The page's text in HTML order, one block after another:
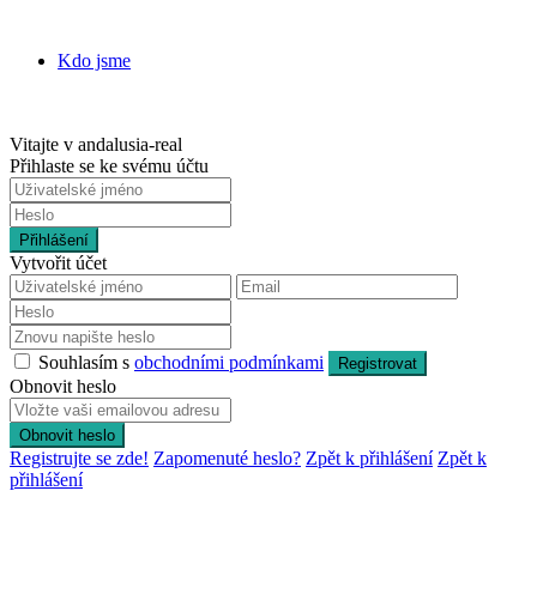
Kdo jsme
Vitajte v andalusia-real
Přihlaste se ke svému účtu
Přihlášení
Vytvořit účet
Souhlasím s obchodními podmínkami Registrovat
Obnovit heslo
Obnovit heslo
Registrujte se zde! Zapomenuté heslo? Zpět k přihlášení Zpět k
přihlášení